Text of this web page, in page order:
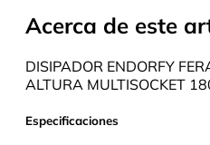
Acerca de este
DISIPADOR ENDORFY
ALTURA MULTISOCKET
Especificaciones